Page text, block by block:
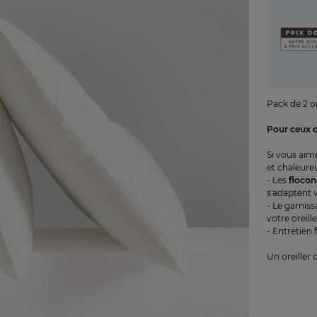
Pack de 2
Pour ceux
Si vous
et
- Les
s'adaptent
- Le
votre
- Entretien
Un oreiller